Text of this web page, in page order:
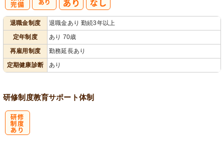
退職金制度
退職金あり 勤続3年以上
定年制度
あり 70歳
再雇用制度
勤務延長あり
定期健康診断
あり
研修制度教育サポート体制